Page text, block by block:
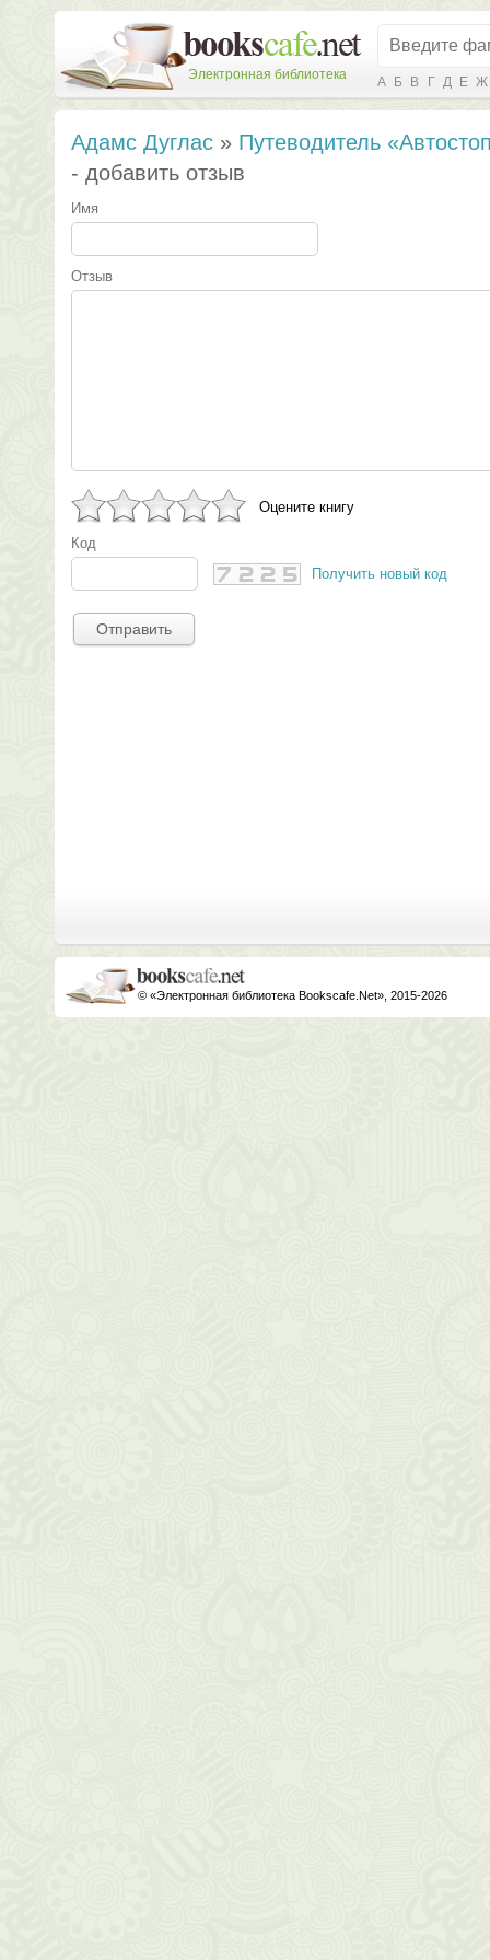
Электронная библиотека А Б В Г Д Е Ж
Адамс Дуглас » Путеводитель
- добавить отзыв
Имя
Отзыв
Оцените книгу
Код
Получить новый код
Отправить
© «Электронная библиотека Bookscafe.Net», 2015-2026